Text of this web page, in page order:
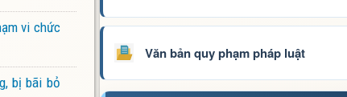
vi chức
bị bãi bỏ
Văn bản quy phạm pháp luật